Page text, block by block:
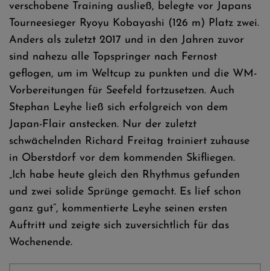
verschobene Training ausließ, belegte vor Japans
Tourneesieger Ryoyu Kobayashi (126 m) Platz zwei.
Anders als zuletzt 2017 und in den Jahren zuvor
sind nahezu alle Topspringer nach Fernost
geflogen, um im Weltcup zu punkten und die WM-
Vorbereitungen für Seefeld fortzusetzen. Auch
Stephan Leyhe ließ sich erfolgreich von dem
Japan-Flair anstecken. Nur der zuletzt
schwächelnden Richard Freitag trainiert zuhause
in Oberstdorf vor dem kommenden Skifliegen.
„Ich habe heute gleich den Rhythmus gefunden
und zwei solide Sprünge gemacht. Es lief schon
ganz gut“, kommentierte Leyhe seinen ersten
Auftritt und zeigte sich zuversichtlich für das
Wochenende.